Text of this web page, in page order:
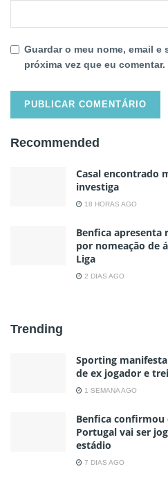
Guardar o meu nome, email
próxima vez que eu comentar.
Recommended
Casal encontrado
investiga
18 HORAS AGO
Benfica apresenta
por nomeação de
Liga
2 DIAS AGO
Trending
Sporting
de ex jogador e
1 SEMANA AGO
Benfica confirmou
Portugal vai ser
estádio
7 DIAS AGO